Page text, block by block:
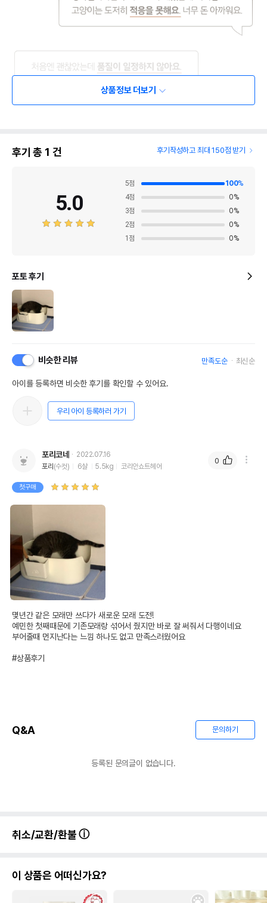
상품정보 더보기
후기 총 1 건 후기작성하고 최대 150점 받기
5.0
5점 100%
4점 0%
3점 0%
2점 0%
1 점 0%
포토 후기
비슷한 리뷰 만족도순 최신순
아이를 등록하면 비슷한 후기를 확인할 수 있어요.
우리 아이 등록하러 가기
포리코네
2022.07.16
포리 (수컷) 6살 5.5kg 코리안쇼트헤어
첫구매
몇년간 같은 모래만 쓰다가 새로운 모래 도전!
예민한 첫째때문에 기존모래랑 섞어서 줬지만 바로 잘 써줘서 다행이네요
부어줄때 먼지난다는 느낌 하나도 없고 만족스러웠어요
#상품후기
0
Q&A 문의하기
등록된 문의글이 없습니다.
취소/교환/환불
이 상품은 어떠신가요?